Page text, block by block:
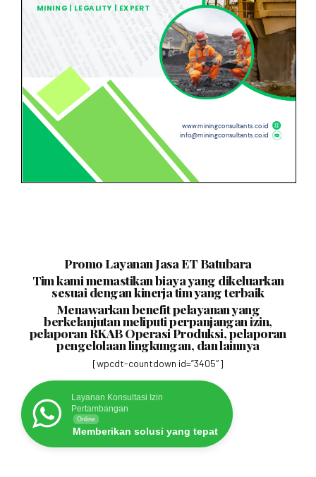
Promo Layanan Jasa ET Batubara
Tim kami memastikan biaya yang dikeluarkan
sesuai dengan kinerja tim yang terbaik
Menawarkan benefit pelayanan yang
berkelanjutan meliputi perpanjangan izin,
pelaporan RKAB Operasi Produksi, pelaporan
pengelolaan lingkungan, dan lainnya
[wpcdt-countdown id=”3405″]
Layanan Konsultasi Izin
Pertambangan
Online
Memberikan solusi yang tepat